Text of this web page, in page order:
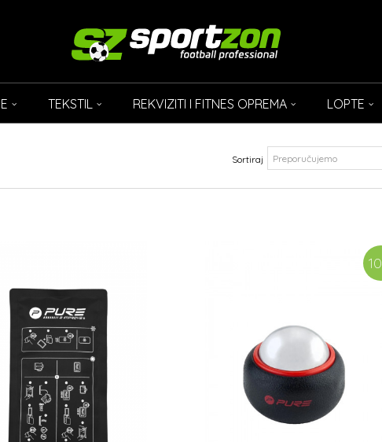
TEKSTIL REKVIZITI I FITNES OPREMA LOPTE
Sortiraj
10